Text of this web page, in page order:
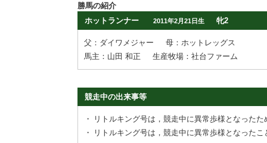
勝馬の紹介
ホットランナー
2011年2月21日生 牝2
父：ダイワメジャー
母：ホットレッグス
馬主：山田 和正
生産牧場：社台ファーム
競走中の出来事等
・
リトルキング号は，競走中に異常歩様となった
・
リトルキング号は，競走中に異常歩様となった